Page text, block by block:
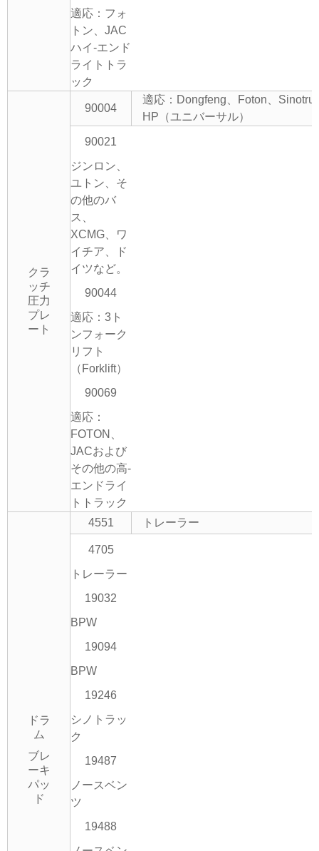
適応：フォ
トン、JAC
ハイ-エンド
ライトトラ
ック
クラ
ッチ
圧力
プレ
ート
90004
適応：Dongfeng、Foton、
HP（ユニバーサル）
90021
ジンロン、
ユトン、そ
の他のバ
ス、
XCMG、ワ
イチア、ド
イツなど。
90044
適応：3ト
ンフォーク
リフト
（Forklift）
90069
適応：
FOTON、
JACおよび
その他の高-
エンドライ
トトラック
ドラ
ム
ブレ
ーキ
パッ
ド
4551 トレーラー
4705
トレーラー
19032
BPW
19094
BPW
19246
シノトラッ
ク
19487
ノースベン
ツ
19488